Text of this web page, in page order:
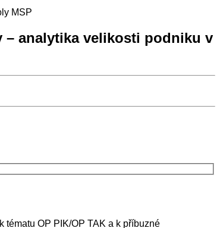
MSP
– analytika velikosti podniku v
OP PIK/OP TAK a k příbuzné